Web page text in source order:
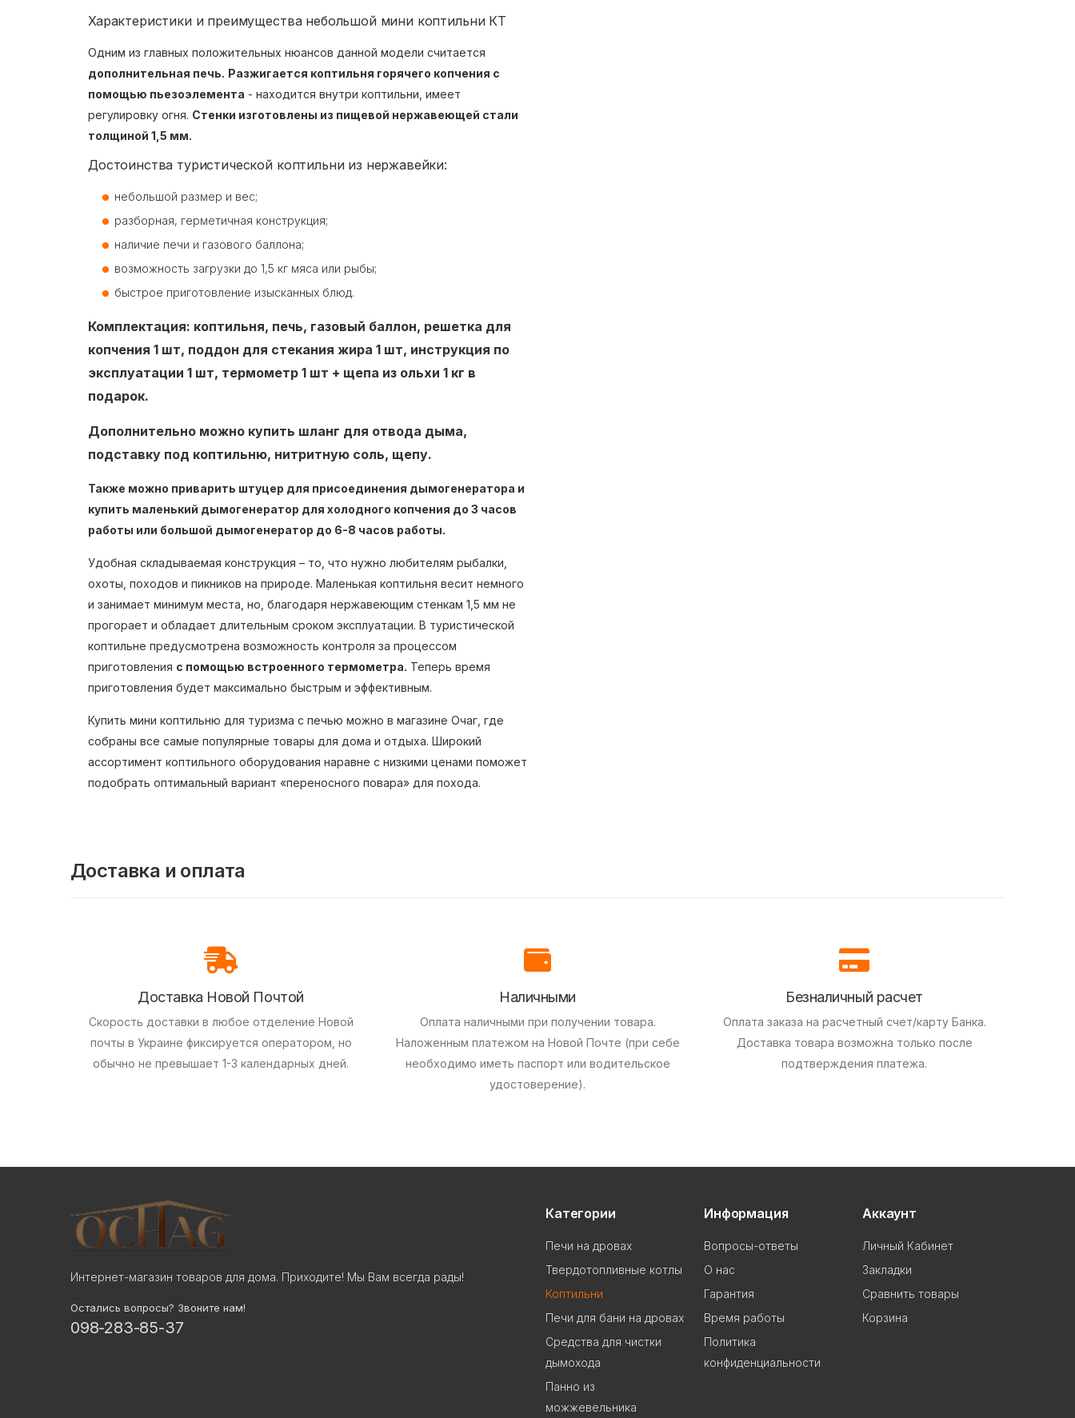
Характеристики и преимущества небольшой мини коптильни КТ
Одним из главных положительных нюансов данной модели считается
дополнительная печь. Разжигается коптильня горячего копчения с
помощью пьезоэлемента - находится внутри коптильни, имеет
регулировку огня. Стенки изготовлены из пищевой нержавеющей стали
толщиной 1,5 мм.
Достоинства туристической коптильни из нержавейки:
небольшой размер и вес;
разборная, герметичная конструкция;
наличие печи и газового баллона;
возможность загрузки до 1,5 кг мяса или рыбы;
быстрое приготовление изысканных блюд.
Комплектация: коптильня, печь, газовый баллон, решетка для
копчения 1 шт, поддон для стекания жира 1 шт, инструкция по
эксплуатации 1 шт, термометр 1 шт + щепа из ольхи 1 кг в
подарок.
Дополнительно можно купить шланг для отвода дыма,
подставку под коптильню, нитритную соль, щепу.
Также можно приварить штуцер для присоединения дымогенератора и
купить маленький дымогенератор для холодного копчения до 3 часов
работы или большой дымогенератор до 6-8 часов работы.
Удобная складываемая конструкция – то, что нужно любителям рыбалки,
охоты, походов и пикников на природе. Маленькая коптильня весит немного
и занимает минимум места, но, благодаря нержавеющим стенкам 1,5 мм не
прогорает и обладает длительным сроком эксплуатации. В туристической
коптильне предусмотрена возможность контроля за процессом
приготовления с помощью встроенного термометра. Теперь время
приготовления будет максимально быстрым и эффективным.
Купить мини коптильню для туризма с печью можно в магазине Очаг, где
собраны все самые популярные товары для дома и отдыха. Широкий
ассортимент коптильного оборудования наравне с низкими ценами поможет
подобрать оптимальный вариант «переносного повара» для похода.
Доставка и оплата
Доставка Новой Почтой
Скорость доставки в любое отделение Новой
почты в Украине фиксируется оператором, но
обычно не превышает 1-3 календарных дней.
Наличными
Оплата наличными при получении товара.
Наложенным платежом на Новой Почте (при себе
необходимо иметь паспорт или водительское
удостоверение).
Безналичный расчет
Оплата заказа на расчетный счет/карту Банка.
Доставка товара возможна только после
подтверждения платежа.
Интернет-магазин товаров для дома. Приходите! Мы Вам всегда рады!
Остались вопросы? Звоните нам!
098-283-85-37
Категории
Печи на дровах
Твердотопливные котлы
Коптильни
Печи для бани на дровах
Cредства для чистки
дымохода
Панно из
можжевельника
Информация
Вопросы-ответы
О нас
Гарантия
Время работы
Политика
конфиденциальности
Аккаунт
Личный Кабинет
Закладки
Сравнить товары
Корзина